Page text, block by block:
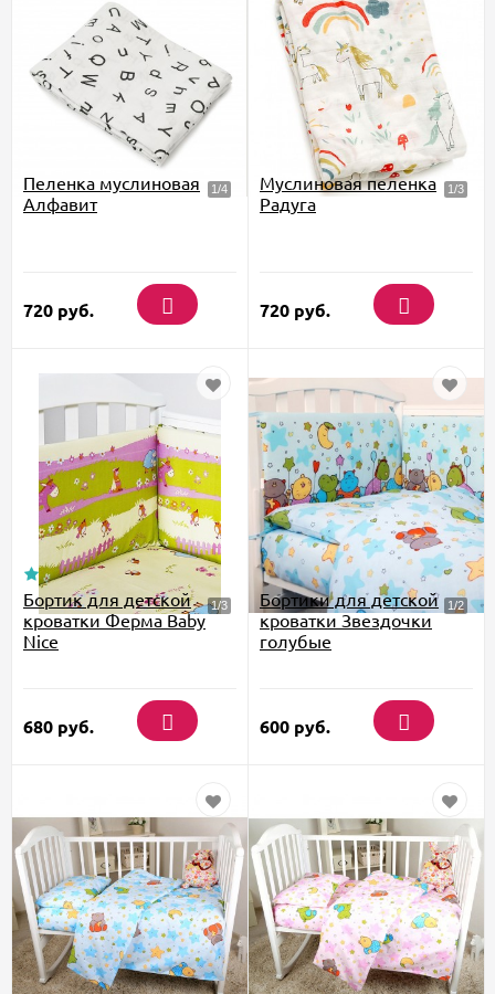
Пеленка муслиновая
Алфавит
720 руб.
Муслиновая пеленка
Радуга
720 руб.
Бортик для детской
кроватки Ферма Baby
Nice
680 руб.
Бортики для детской
кроватки Звездочки
голубые
600 руб.